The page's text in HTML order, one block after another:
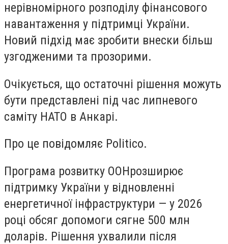
нерівномірного розподілу фінансового
навантаження у підтримці України.
Новий підхід має зробити внески більш
узгодженими та прозорими.
Очікується, що остаточні рішення можуть
бути представлені під час липневого
саміту НАТО в Анкарі.
Про це повідомляє Politico.
Програма розвитку ООНрозширює
підтримку України у відновленні
енергетичної інфраструктури — у 2026
році обсяг допомоги сягне 500 млн
доларів. Рішення ухвалили після